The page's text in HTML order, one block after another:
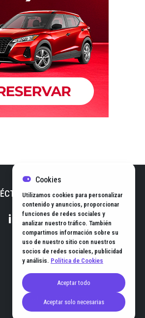
CON NOSOTROS
© EL HUB DE NEGOCIOS 2026
Cookies
Utilizamos cookies para personalizar
contenido y anuncios, proporcionar
funciones de redes sociales y
analizar nuestro tráfico. También
compartimos información sobre su
uso de nuestro sitio con nuestros
socios de redes sociales, publicidad
y análisis. Política de Cookies
Aceptar todo
Aceptar solo necesarias